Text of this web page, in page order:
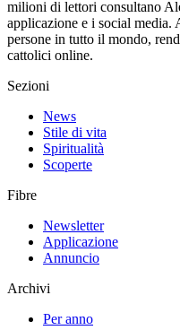
milioni di lettori consultano
applicazione e i social
persone in tutto il mondo,
cattolici online.
Sezioni
News
Stile di vita
Spiritualità
Scoperte
Fibre
Newsletter
Applicazione
Annuncio
Archivi
Per anno